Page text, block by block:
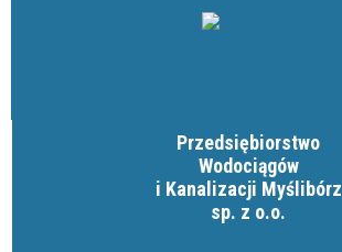
Przedsiębiorstwo
Wodociągów
i Kanalizacji Myślibórz
sp. z o.o.